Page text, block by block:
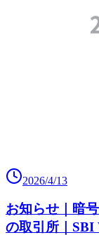
2026/4/13
お知らせ｜暗
の取引所｜SBI